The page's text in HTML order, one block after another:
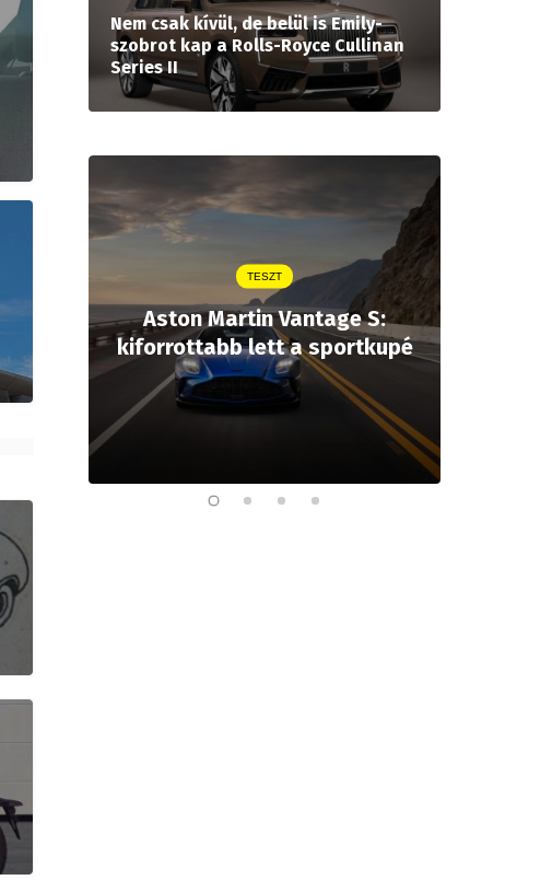
Nem csak kívül, de belül is Emily-
szobrot kap a Rolls-Royce Cullinan
Series II
TESZT
Aston Martin Vantage S:
kiforrottabb lett a sportkupé